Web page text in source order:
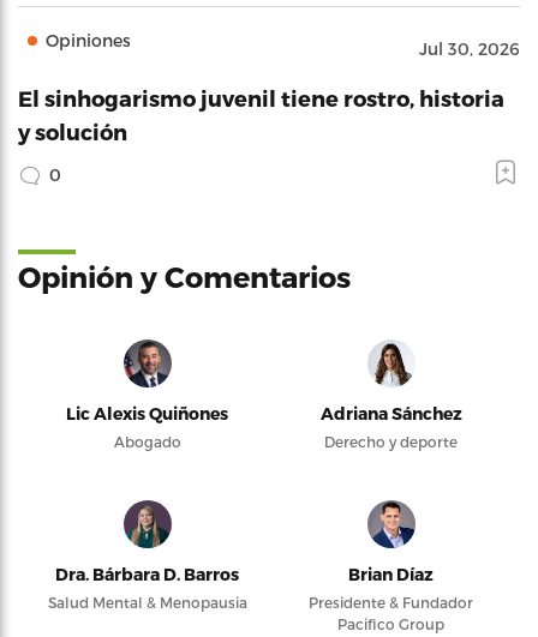
Opiniones Jul 30, 2026
El sinhogarismo juvenil tiene rostro, historia
y solución
0
Opinión y Comentarios
Lic Alexis Quiñones
Abogado
Adriana Sánchez
Derecho y deporte
Dra. Bárbara D. Barros
Salud Mental & Menopausia
Brian Díaz
Presidente & Fundador
Pacifico Group